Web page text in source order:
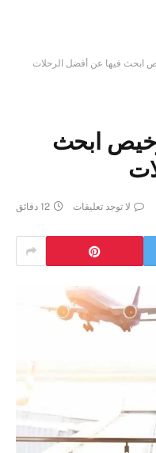
ابحث فيها عن أفضل الرحلات
ابحث
لا توجد تعليقات 12 دقائق